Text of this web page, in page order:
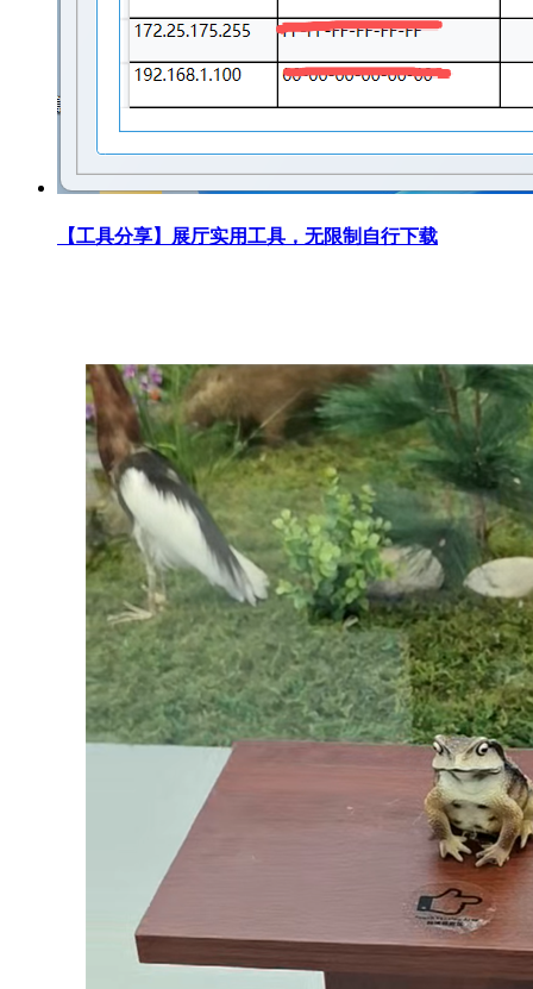
【工具分享】展厅实用工具，无限制自行下载